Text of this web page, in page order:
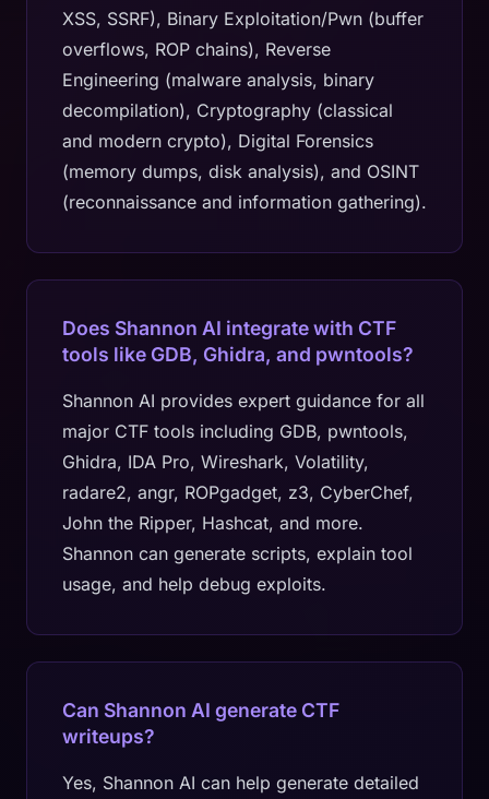
XSS, SSRF), Binary Exploitation/Pwn (buffer
overflows, ROP chains), Reverse
Engineering (malware analysis, binary
decompilation), Cryptography (classical
and modern crypto), Digital Forensics
(memory dumps, disk analysis), and OSINT
(reconnaissance and information gathering).
Does Shannon AI integrate with CTF
tools like GDB, Ghidra, and pwntools?
Shannon AI provides expert guidance for all
major CTF tools including GDB, pwntools,
Ghidra, IDA Pro, Wireshark, Volatility,
radare2, angr, ROPgadget, z3, CyberChef,
John the Ripper, Hashcat, and more.
Shannon can generate scripts, explain tool
usage, and help debug exploits.
Can Shannon AI generate CTF
writeups?
Yes, Shannon AI can help generate detailed